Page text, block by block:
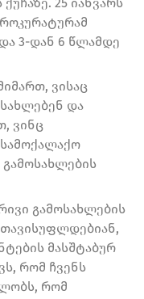
3-დან 6 წლამდე
ვისაც
და
ვინც
გამოსახლების
მასშტაბურ
რომ ჩვენს
რომ